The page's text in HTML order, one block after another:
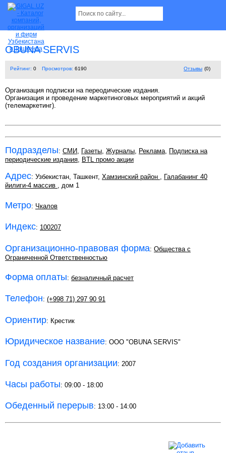
OBUNA SERVIS
Рейтинг: 0 Просмотров: 6190 Отзывы (0)
Организация подписки на переодические издания.
Организация и проведение маркетиноговых мероприятий и акций
(телемаркетинг).
Подразделы: СМИ, Газеты, Журналы, Реклама, Подписка на
периодические издания, BTL промо акции
Адрес: Узбекистан, Ташкент, Хамзинский район , Галабанинг 40
йилиги-4 массив , дом 1
Метро: Чкалов
Индекс: 100207
Организационно-правовая форма: Общества с
Ограниченной Ответственностью
Форма оплаты: безналичный расчет
Телефон: (+998 71) 297 90 91
Ориентир: Крестик
Юридическое название: ООО "OBUNA SERVIS"
Год создания организации: 2007
Часы работы: 09:00 - 18:00
Обеденный перерыв: 13:00 - 14:00